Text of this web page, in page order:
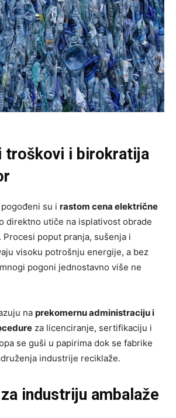
troškovi i birokratija
su i rastom cena električne
direktno utiče na isplativost obrade
Procesi poput pranja, sušenja i
visoku potrošnju energije, a bez
pogoni jednostavno više ne
na prekomernu administraciju i
za licenciranje, sertifikaciju i
se guši u papirima dok se fabrike
industrije reciklaže.
industriju ambalaže